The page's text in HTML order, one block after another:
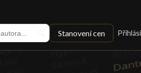
Stanovení cen